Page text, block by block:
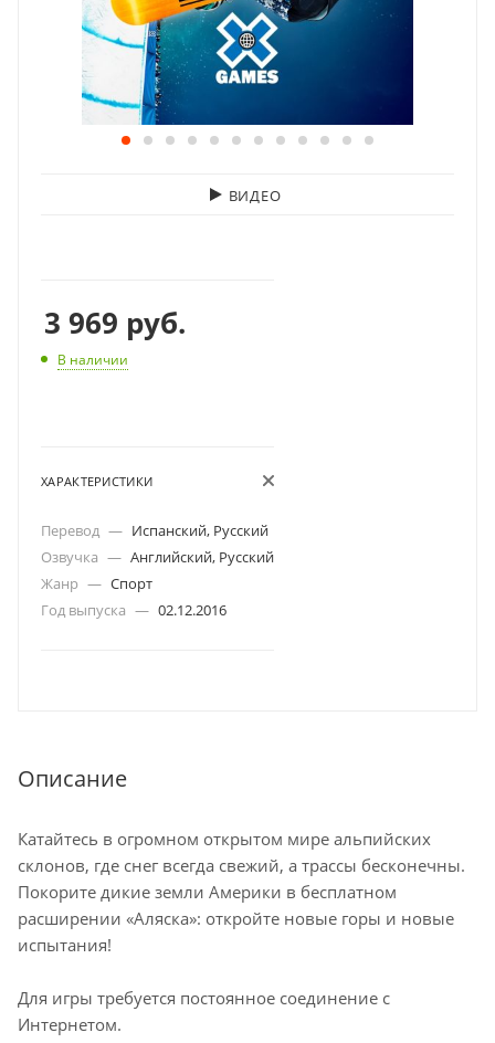
ВИДЕО
3 969 руб.
В наличии
ХАРАКТЕРИСТИКИ
Перевод — Испанский, Русский
Озвучка — Английский, Русский
Жанр — Спорт
Год выпуска — 02.12.2016
Описание
Катайтесь в огромном открытом мире альпийских
склонов, где снег всегда свежий, а трассы бесконечны.
Покорите дикие земли Америки в бесплатном
расширении «Аляска»: откройте новые горы и новые
испытания!
Для игры требуется постоянное соединение с
Интернетом.